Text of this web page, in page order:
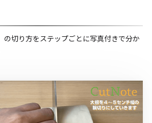
の切り方をステップごとに写真付きで分か